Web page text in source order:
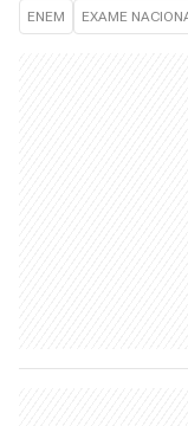
ENEM EXAME